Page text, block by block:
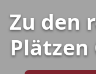
Zu den
Plätzen